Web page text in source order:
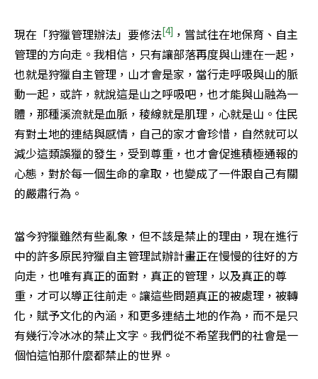
現在「狩獵管理辦法」要修法[4] ，嘗試往在地保育、自主
管理的方向走。我相信，只有讓部落再度與山連在一起，
也就是狩獵自主管理，山才會是家，當行走呼吸與山的脈
動一起，或許，就說這是山之呼吸吧，也才能與山融為一
體，那種溪流就是血脈，稜線就是肌理，心就是山。住民
有對土地的連結與感情，自己的家才會珍惜，自然就可以
減少這類誤獵的發生，受到尊重，也才會促進積極通報的
心態，對於每一個生命的拿取，也變成了一件跟自己有關
的嚴肅行為。
當今狩獵雖然有些亂象，但不該是禁止的理由，現在進行
中的許多原民狩獵自主管理試辦計畫正在慢慢的往好的方
向走，也唯有真正的面對，真正的管理，以及真正的尊
重，才可以導正往前走。讓這些問題真正的被處理，被轉
化，賦予文化的內涵，和更多連結土地的作為，而不是只
有幾行冷冰冰的禁止文字。我們從不希望我們的社會是一
個怕這怕那什麼都禁止的世界。